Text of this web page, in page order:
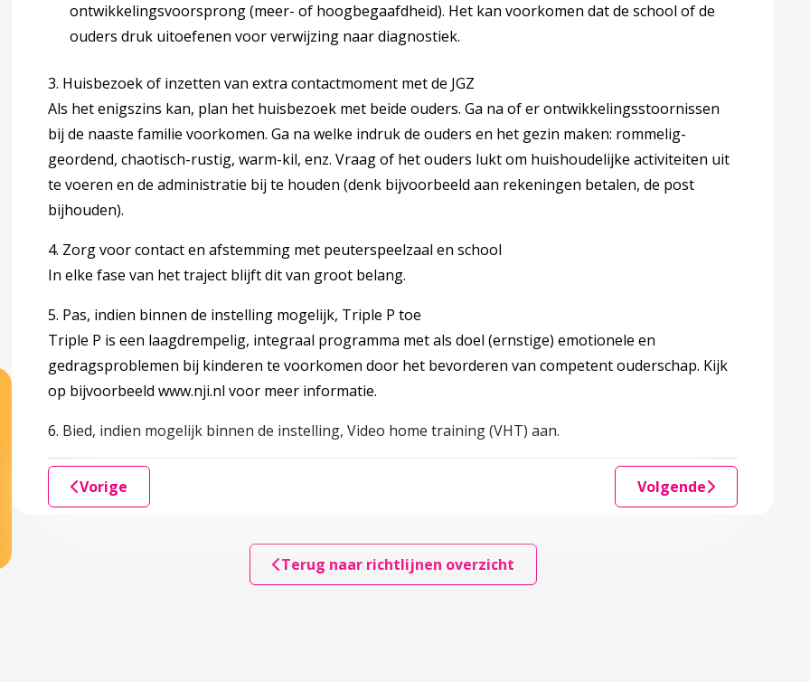
vermoeden ADHD in de JGZ
over 7 Verantwoording
onderwerpen voor toekomstig onderzoek
ontwikkelingsvoorsprong (meer- of hoogbegaafdheid). Het kan voorkomen dat de school of de
ouders druk uitoefenen voor verwijzing naar diagnostiek.
3. Huisbezoek of inzetten van extra contactmoment met de JGZ
Als het enigszins kan, plan het huisbezoek met beide ouders. Ga na of er ontwikkelingsstoornissen
bij de naaste familie voorkomen. Ga na welke indruk de ouders en het gezin maken: rommelig-
geordend, chaotisch-rustig, warm-kil, enz. Vraag of het ouders lukt om huishoudelijke activiteiten uit
te voeren en de administratie bij te houden (denk bijvoorbeeld aan rekeningen betalen, de post
bijhouden).
4. Zorg voor contact en afstemming met peuterspeelzaal en school
In elke fase van het traject blijft dit van groot belang.
5. Pas, indien binnen de instelling mogelijk, Triple P toe
Triple P is een laagdrempelig, integraal programma met als doel (ernstige) emotionele en
gedragsproblemen bij kinderen te voorkomen door het bevorderen van competent ouderschap. Kijk
op bijvoorbeeld www.nji.nl voor meer informatie.
6. Bied, indien mogelijk binnen de instelling, Video home training (VHT) aan.
Vorige Volgende
Terug naar richtlijnen overzicht